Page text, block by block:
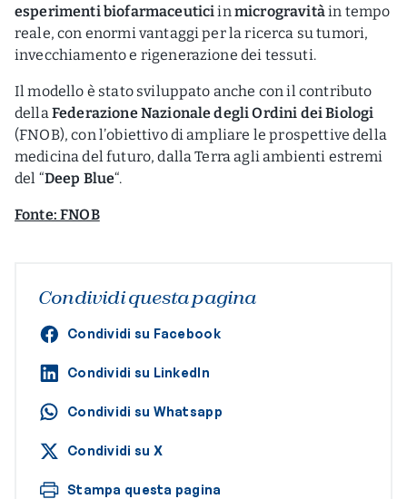
esperimenti biofarmaceuticiinmicrogravitàin tempo
reale, con enormi vantaggi per la ricerca su tumori,
invecchiamento e rigenerazione dei tessuti.
Il modello è stato sviluppato anche con il contributo
dellaFederazione Nazionale degli Ordini dei Biologi
(FNOB), con l’obiettivo di ampliare le prospettive della
medicina del futuro, dalla Terra agli ambienti estremi
del “Deep Blue“.
Fonte: FNOB
Condividi questa pagina
Condividi su Facebook
Condividi su LinkedIn
Condividi su Whatsapp
Condividi su X
Stampa questa pagina